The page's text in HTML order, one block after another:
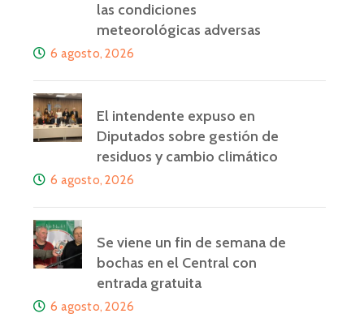
las condiciones
meteorológicas adversas
6 agosto, 2026
El intendente expuso en
Diputados sobre gestión de
residuos y cambio climático
6 agosto, 2026
Se viene un fin de semana de
bochas en el Central con
entrada gratuita
6 agosto, 2026